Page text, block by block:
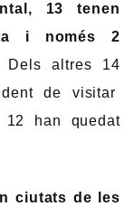
13 tenen
i només 2
Dels altres 14
de visitar
han quedat
ciutats de les